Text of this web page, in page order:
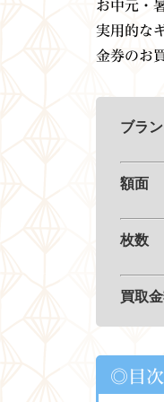
お中元・
実用的な
金券のお
ブラ
額
枚
買
◎目